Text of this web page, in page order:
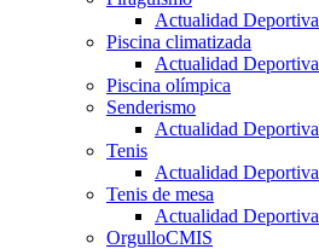
Actualidad Deportiva
Piscina climatizada
Actualidad Deportiva
Piscina olímpica
Senderismo
Actualidad Deportiva
Tenis
Actualidad Deportiva
Tenis de mesa
Actualidad Deportiva
OrgulloCMIS